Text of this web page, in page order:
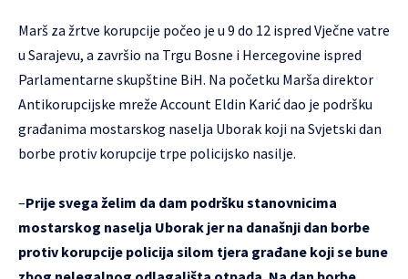
Marš za žrtve korupcije počeo je u 9 do 12 ispred Vječne vatre
u Sarajevu, a završio na Trgu Bosne i Hercegovine ispred
Parlamentarne skupštine BiH. Na početku Marša direktor
Antikorupcijske mreže Account Eldin Karić dao je podršku
građanima mostarskog naselja Uborak koji na Svjetski dan
borbe protiv korupcije trpe policijsko nasilje.
–Prije svega želim da dam podršku stanovnicima
mostarskog naselja Uborak jer na današnji dan borbe
protiv korupcije policija silom tjera građane koji se bune